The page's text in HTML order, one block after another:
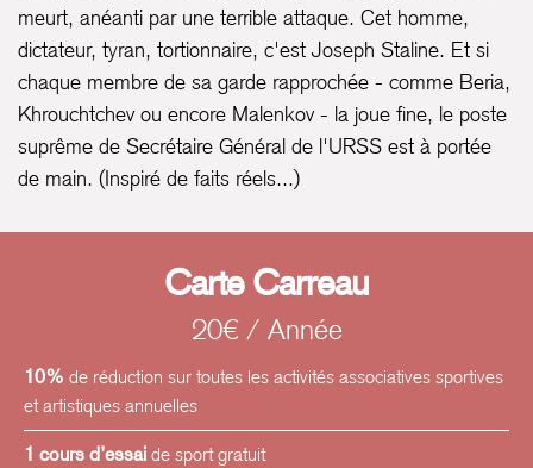
meurt, anéanti par une terrible attaque. Cet homme,
dictateur, tyran, tortionnaire, c'est Joseph Staline. Et si
chaque membre de sa garde rapprochée - comme Beria,
Khrouchtchev ou encore Malenkov - la joue fine, le poste
suprême de Secrétaire Général de l'URSS est à portée
de main. (Inspiré de faits réels...)
Carte Carreau
20€ / Année
10% de réduction sur toutes les activités associatives sportives
et artistiques annuelles
1 cours d’essai de sport gratuit